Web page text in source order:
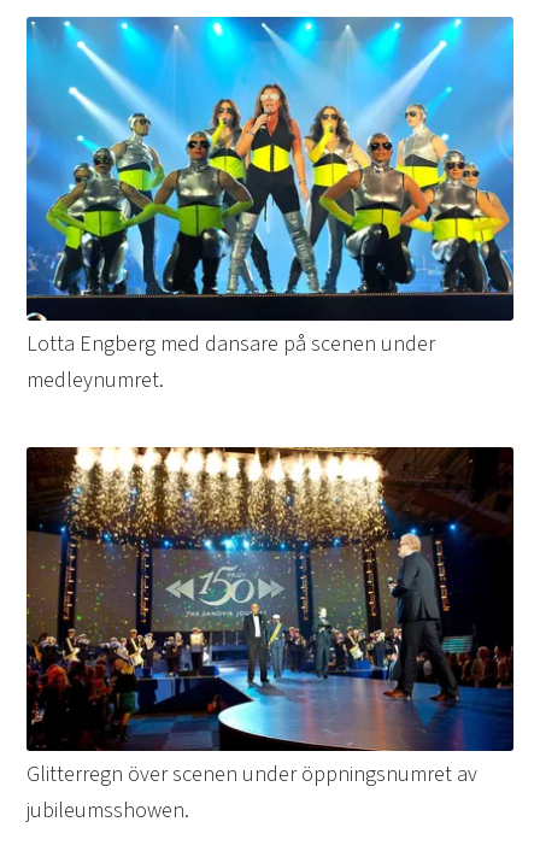
Lotta Engberg med dansare på scenen under
medleynumret.
Glitterregn över scenen under öppningsnumret av
jubileumsshowen.